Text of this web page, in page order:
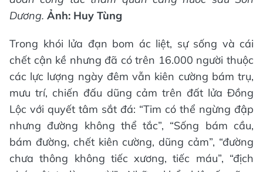
Dương. Ảnh: Huy Tùng
Trong khói lửa đạn bom ác liệt, sự sống và cái
chết cận kề nhưng đã có trên 16.000 người thuộc
các lực lượng ngày đêm vẫn kiên cường bám trụ,
mưu trí, chiến đấu dũng cảm trên đất lửa Đồng
Lộc với quyết tâm sắt đá: “Tim có thể ngừng đập
nhưng đường không thể tắc”, “Sống bám cầu,
bám đường, chết kiên cường, dũng cảm”, “đường
chưa thông không tiếc xương, tiếc máu”, “địch